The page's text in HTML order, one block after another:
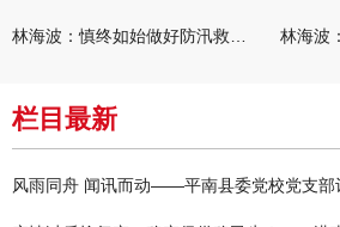
栏目最新
风雨同舟 闻讯而动——平南县委党校党支部